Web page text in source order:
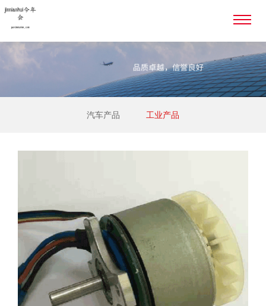
汽车产品 工业产品